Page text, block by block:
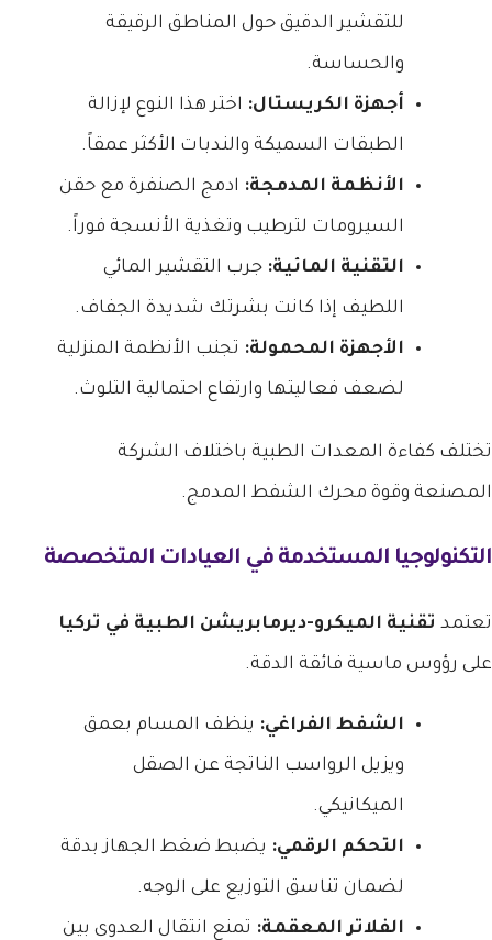
للتقشير الدقيق حول المناطق الرقيقة
والحساسة.
أجهزة الكريستال: اختر هذا النوع لإزالة
الطبقات السميكة والندبات الأكثر عمقاً.
الأنظمة المدمجة: ادمج الصنفرة مع حقن
السيرومات لترطيب وتغذية الأنسجة فوراً.
التقنية المائية: جرب التقشير المائي
اللطيف إذا كانت بشرتك شديدة الجفاف.
الأجهزة المحمولة: تجنب الأنظمة المنزلية
لضعف فعاليتها وارتفاع احتمالية التلوث.
تختلف كفاءة المعدات الطبية باختلاف الشركة
المصنعة وقوة محرك الشفط المدمج.
التكنولوجيا المستخدمة في العيادات المتخصصة
تعتمد تقنية الميكرو-ديرمابريشن الطبية في تركيا
على رؤوس ماسية فائقة الدقة.
الشفط الفراغي: ينظف المسام بعمق
ويزيل الرواسب الناتجة عن الصقل
الميكانيكي.
التحكم الرقمي: يضبط ضغط الجهاز بدقة
لضمان تناسق التوزيع على الوجه.
الفلاتر المعقمة: تمنع انتقال العدوى بين